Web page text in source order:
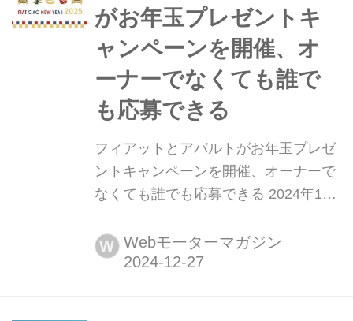
がお年玉プレゼントキ
ャンペーンを開催、オ
ーナーでなくても誰で
も応募できる
フィアットとアバルトがお年玉プレゼ
ントキャンペーンを開催、オーナーで
なくても誰でも応募できる 2024年12
玉プレゼントキャンペーンがスタート
した。それぞれのブランドのオーナー
W Webモーターマガジン